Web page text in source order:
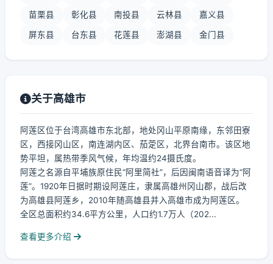
苗栗县 彰化县 南投县 云林县 嘉义县
屏东县 台东县 花莲县 澎湖县 金门县
关于高雄市
阿莲区位于台湾高雄市东北部，地处冈山平原南缘，东邻田寮
区，西接冈山区，南连湖内区、茄萣区，北界台南市。该区地
势平坦，属热带季风气候，年均温约24摄氏度。
阿莲之名源自平埔族原住民“阿里简社”，后因闽南语音译为“阿
莲”。1920年日据时期设阿莲庄，隶属高雄州冈山郡，战后改
为高雄县阿莲乡，2010年随高雄县并入高雄市成为阿莲区。
全区总面积约34.6平方公里，人口约1.7万人（202...
查看更多介绍